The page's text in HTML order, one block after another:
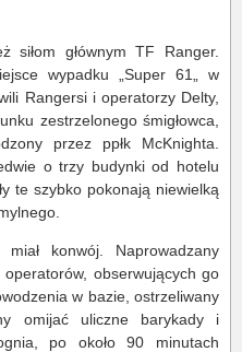
siłom głównym TF Ranger.
wypadku „Super 61„ w
Rangersi i operatorzy Delty,
zestrzelonego śmigłowca,
przez ppłk McKnighta.
o trzy budynki od hotelu
te szybko pokonają niewielką
konwój. Naprowadzany
obserwujących go
w bazie, ostrzeliwany
omijać uliczne barykady i
po około 90 minutach